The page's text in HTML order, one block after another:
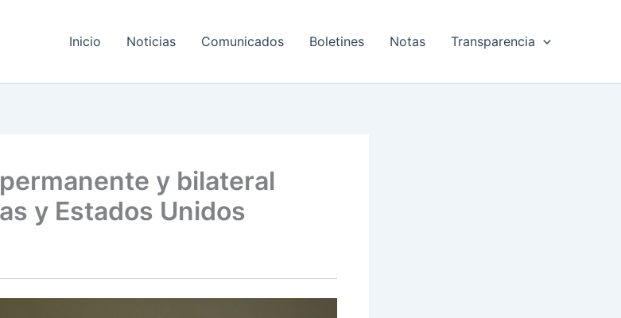
Inicio Noticias Comunicados Boletines Notas Transparencia
y bilateral
y Estados Unidos